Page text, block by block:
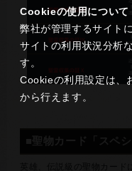
■聖物カード「スペ
Cookieの使用について
弊社が管理するサイト
サイトの利用状況分析
す。
Cookieの利用設定は、
から行えます。